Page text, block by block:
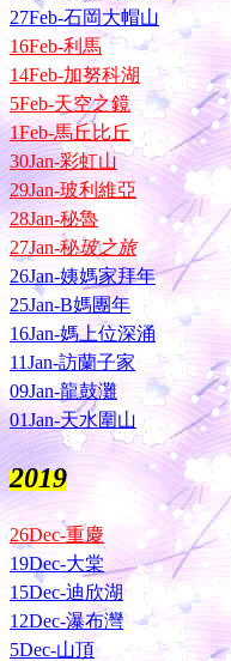
27Feb-石岡大帽山
16Feb-利馬
14Feb-加努科湖
5Feb-天空之鏡
1Feb-馬丘比丘
30Jan-彩虹山
29Jan-玻利維亞
28Jan-秘魯
27Jan-秘玻之旅
26Jan-姨媽家拜年
25Jan-B媽團年
16Jan-媽上位深涌
11Jan-訪蘭子家
09Jan-龍鼓灘
01Jan-天水圍山
2019
26Dec-重慶
19Dec-大棠
15Dec-迪欣湖
12Dec-瀑布灣
5Dec-山頂